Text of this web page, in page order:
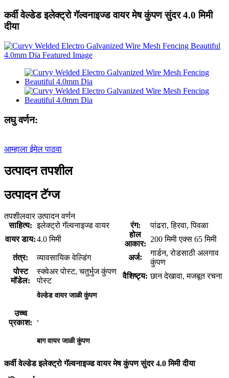
कर्वी वेल्डेड इलेक्ट्रो गॅल्वनाइज्ड वायर मेष कुंपण सुंदर 4.0 मिमी
दीया
लघु वर्णन:
आम्हाला ईमेल पाठवा
उत्पादन तपशील
उत्पादन टॅग्ज
तपशीलवार उत्पादन वर्णन
साहित्य: इलेक्ट्रो गॅल्वनाइज्ड वायर रंग:
पांढरा, हिरवा, पिवळा
वायर डाय:4.0 मिमी
होल
आकार:
200 मिमी एक्स 65 मिमी
तंत्र: व्यावसायिक वेल्डिंग अर्जः
गार्डन, रोडसाठी अलगाव
कुंपण
पोस्ट
मॉडेल:
स्क्वेअर पोस्ट, चतुर्भुज कुंपण
पोस्ट
वैशिष्ट्य: छान देखावा, मजबूत रचना
उच्च
प्रकाश:
वेल्डेड वायर जाळी कुंपण
,
बाग वायर जाळी कुंपण
कर्वी वेल्डेड इलेक्ट्रो गॅल्वनाइज्ड वायर मेष कुंपण सुंदर 4.0 मिमी दीया